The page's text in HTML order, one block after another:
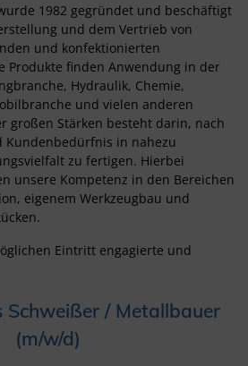
1982 gegründet und beschäftigt
und dem Vertrieb von
und konfektionierten
Produkte finden Anwendung in der
Hydraulik, Chemie,
und vielen anderen
großen Stärken besteht darin, nach
Kundenbedürfnis in nahezu
zu fertigen. Hierbei
unsere Kompetenz in den Bereichen
eigenem Werkzeugbau und
Eintritt engagierte und
Schweißer / Metallbauer
(m/w/d)